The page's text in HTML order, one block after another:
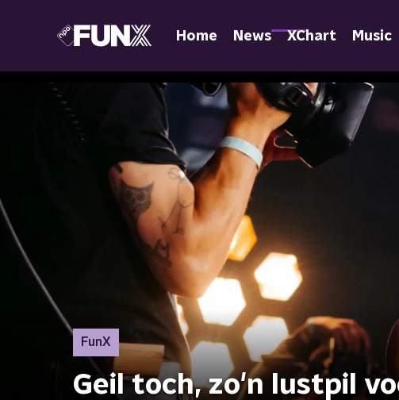
Home News XChart Music
FunX
Geil toch, zo'n lustpil